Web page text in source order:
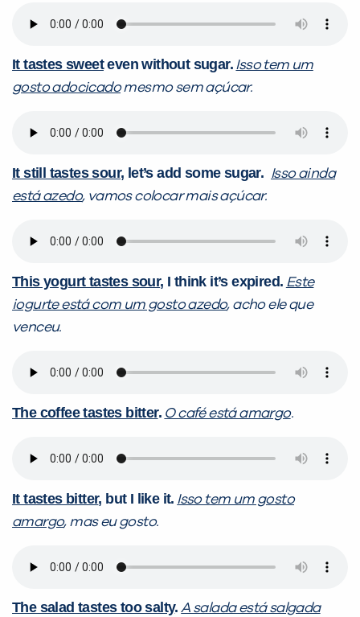
It tastes sweeteven without sugar. Isso tem um
gosto adocicadomesmo sem açúcar.
It still tastes sour, let’s add some sugar. Isso ainda
está azedo, vamos colocar mais açúcar.
This yogurt tastes sour, I think it’s expired. Este
iogurte está com um gosto azedo, acho ele que
venceu.
The coffee tastes bitter. O café está amargo.
It tastes bitter, but I like it. Isso tem um gosto
amargo, mas eu gosto.
The salad tastes too salty. A salada está salgada